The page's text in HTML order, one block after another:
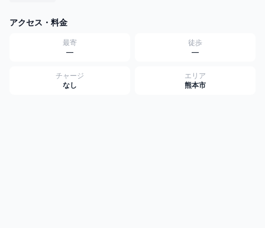
アクセス・料金
最寄
—
徒歩
—
チャージ
なし
エリア
熊本市